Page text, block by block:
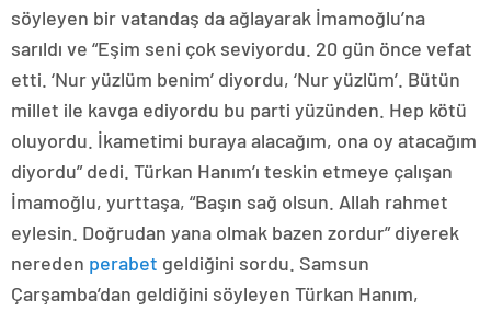
söyleyen bir vatandaş da ağlayarak İmamoğlu’na
sarıldı ve “Eşim seni çok seviyordu. 20 gün önce vefat
etti. ‘Nur yüzlüm benim’ diyordu, ‘Nur yüzlüm’. Bütün
millet ile kavga ediyordu bu parti yüzünden. Hep kötü
oluyordu. İkametimi buraya alacağım, ona oy atacağım
diyordu” dedi. Türkan Hanım’ı teskin etmeye çalışan
İmamoğlu, yurttaşa, “Başın sağ olsun. Allah rahmet
eylesin. Doğrudan yana olmak bazen zordur” diyerek
nereden perabet geldiğini sordu. Samsun
Çarşamba’dan geldiğini söyleyen Türkan Hanım,